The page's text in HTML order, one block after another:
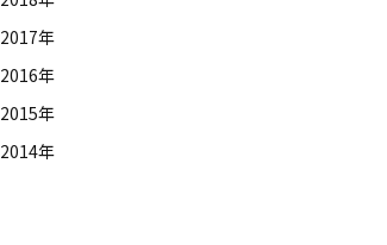
2017年
2016年
2015年
2014年